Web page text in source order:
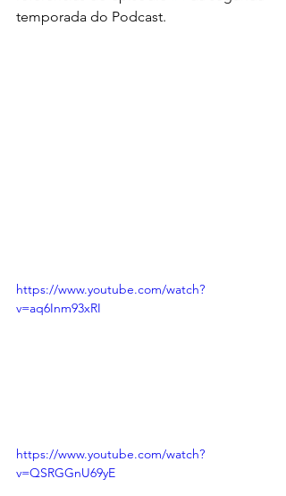
temporada do Podcast.
https://www.youtube.com/watch?
v=aq6Inm93xRI
https://www.youtube.com/watch?
v=QSRGGnU69yE